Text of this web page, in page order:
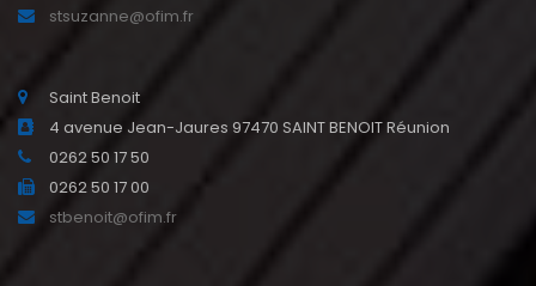
stsuzanne@ofim.fr
Saint Benoit
4 avenue Jean-Jaures 97470 SAINT BENOIT Réunion
0262 50 17 50
0262 50 17 00
stbenoit@ofim.fr